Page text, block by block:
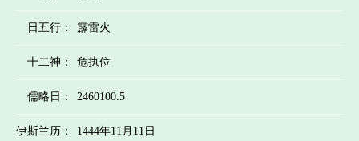
日五行： 霹雷火
十二神： 危执位
儒略日： 2460100.5
伊斯兰历： 1444年11月11日